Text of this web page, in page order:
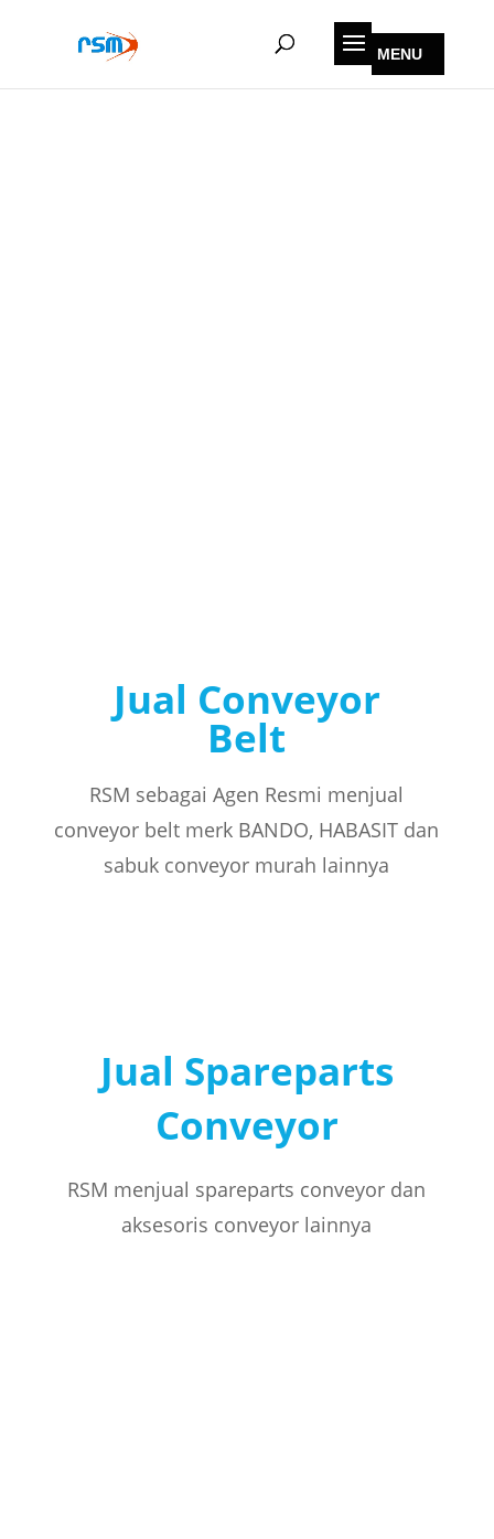
Jual Conveyor
Belt
RSM sebagai Agen Resmi menjual
conveyor belt merk BANDO, HABASIT dan
sabuk conveyor murah lainnya
Jual Spareparts
Conveyor
RSM menjual spareparts conveyor dan
aksesoris conveyor lainnya